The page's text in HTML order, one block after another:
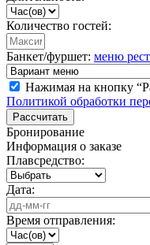
Количество гостей:
Банкет/фуршет: меню
Нажимая на кнопку
Политикой обработки
Рассчитать
Бронирование
Информация о заказе
Плавсредство:
Дата:
Время отправления: